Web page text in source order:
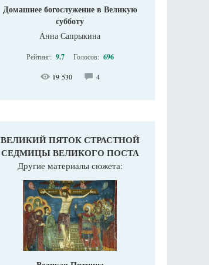
Домашнее богослужение в Великую
субботу
Анна Сапрыкина
Рейтинг: 9.7 Голосов: 696
19 530 4
ВЕЛИКИЙ ПЯТОК СТРАСТНОЙ
СЕДМИЦЫ ВЕЛИКОГО ПОСТА
Другие материалы сюжета: